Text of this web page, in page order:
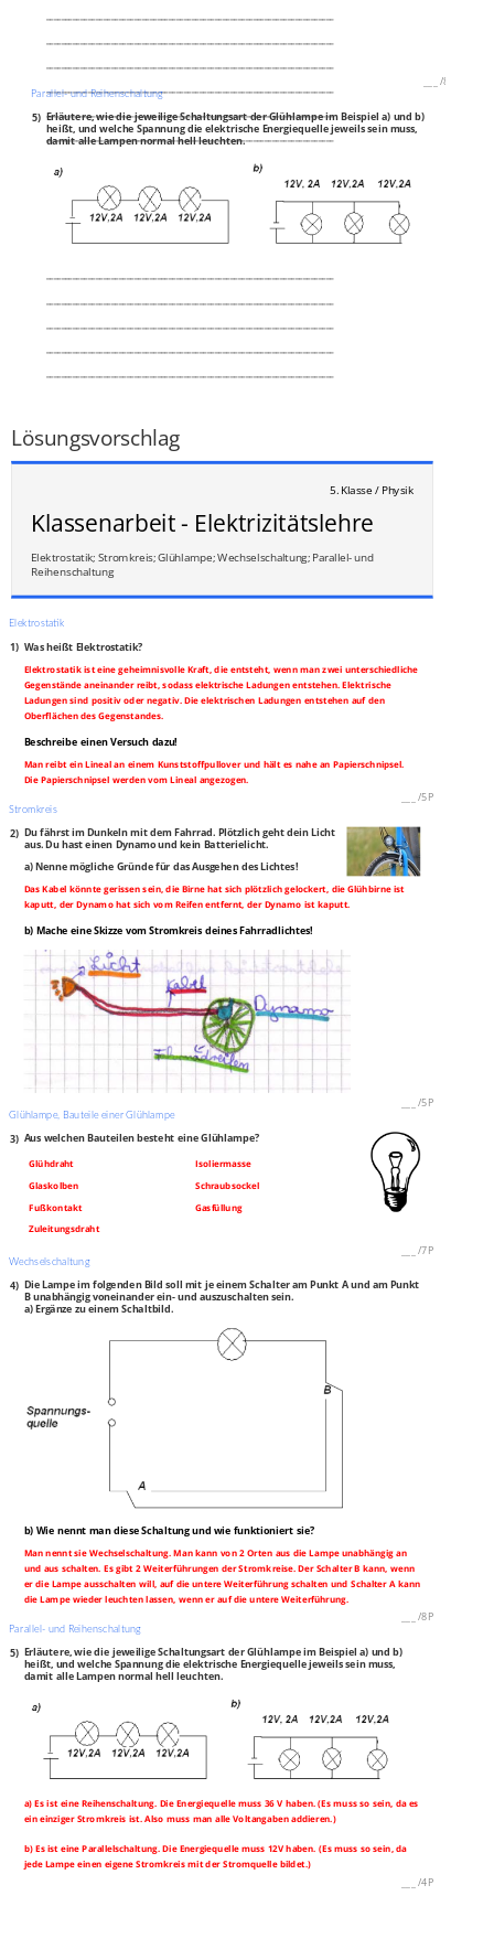
___________________________________________________________________________
___________________________________________________________________________
___________________________________________________________________________
/8P
Parallel- und Reihenschaltung
5) Erläutere, wie die jeweilige Schaltungsart der Glühlampe im Beispiel a) und b)
heißt, und welche Spannung die elektrische Energiequelle jeweils sein muss,
damit alle Lampen normal hell leuchten.
Lösungsvorschlag
5. Klasse / Physik
Klassenarbeit - Elektrizitätslehre
Elektrostatik; Stromkreis; Glühlampe; Wechselschaltung; Parallel- und
Reihenschaltung
Elektrostatik
1) Was heißt Elektrostatik?
Elektrostatik ist eine geheimnisvolle Kraft, die entsteht, wenn man zwei unterschiedliche
Gegenstände aneinander reibt, sodass elektrische Ladungen entstehen. Elektrische
Ladungen sind positiv oder negativ. Die elektrischen Ladungen entstehen auf den
Oberflächen des Gegenstandes.
Beschreibe einen Versuch dazu!
Man reibt ein Lineal an einem Kunststoffpullover und hält es nahe an Papierschnipsel.
Die Papierschnipsel werden vom Lineal angezogen.
/5P
Stromkreis
2) Du fährst im Dunkeln mit dem Fahrrad. Plötzlich geht dein Licht
aus. Du hast einen Dynamo und kein Batterielicht.
a) Nenne mögliche Gründe für das Ausgehen des Lichtes!
Das Kabel könnte gerissen sein, die Birne hat sich plötzlich gelockert, die Glühbirne ist
kaputt, der Dynamo hat sich vom Reifen entfernt, der Dynamo ist kaputt.
b) Mache eine Skizze vom Stromkreis deines Fahrradlichtes!
/5P
Glühlampe, Bauteile einer Glühlampe
3) Aus welchen Bauteilen besteht eine Glühlampe?
Glühdraht
Isoliermasse
Glaskolben
Schraubsockel
Fußkontakt
Gasfüllung
Zuleitungsdraht
/7P
Wechselschaltung
4) Die Lampe im folgenden Bild soll mit je einem Schalter am Punkt A und am Punkt
B unabhängig voneinander ein‐ und auszuschalten sein.
a) Ergänze zu einem Schaltbild.
b) Wie nennt man diese Schaltung und wie funktioniert sie?
Man nennt sie Wechselschaltung. Man kann von 2 Orten aus die Lampe unabhängig an
und aus schalten. Es gibt 2 Weiterführungen der Stromkreise. Der Schalter B kann, wenn
er die Lampe ausschalten will, auf die untere Weiterführung schalten und Schalter A kann
die Lampe wieder leuchten lassen, wenn er auf die untere Weiterführung.
/8P
Parallel- und Reihenschaltung
5) Erläutere, wie die jeweilige Schaltungsart der Glühlampe im Beispiel a) und b)
heißt, und welche Spannung die elektrische Energiequelle jeweils sein muss,
damit alle Lampen normal hell leuchten.
a) Es ist eine Reihenschaltung. Die Energiequelle muss 36 V haben. (Es muss so sein, da es
ein einziger Stromkreis ist. Also muss man alle Voltangaben addieren.)
b) Es ist eine Parallelschaltung. Die Energiequelle muss 12V haben. (Es muss so sein, da
jede Lampe einen eigene Stromkreis mit der Stromquelle bildet.)
/4P